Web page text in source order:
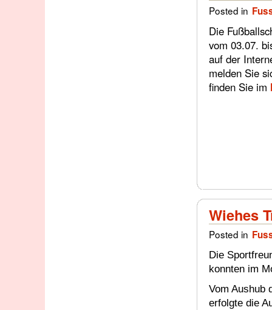
Posted in
Die
vom 03.07.
auf der
melden Sie
finden Sie im
Wiehes
Posted in
Die
konnten im
Vom Aushub
erfolgte die